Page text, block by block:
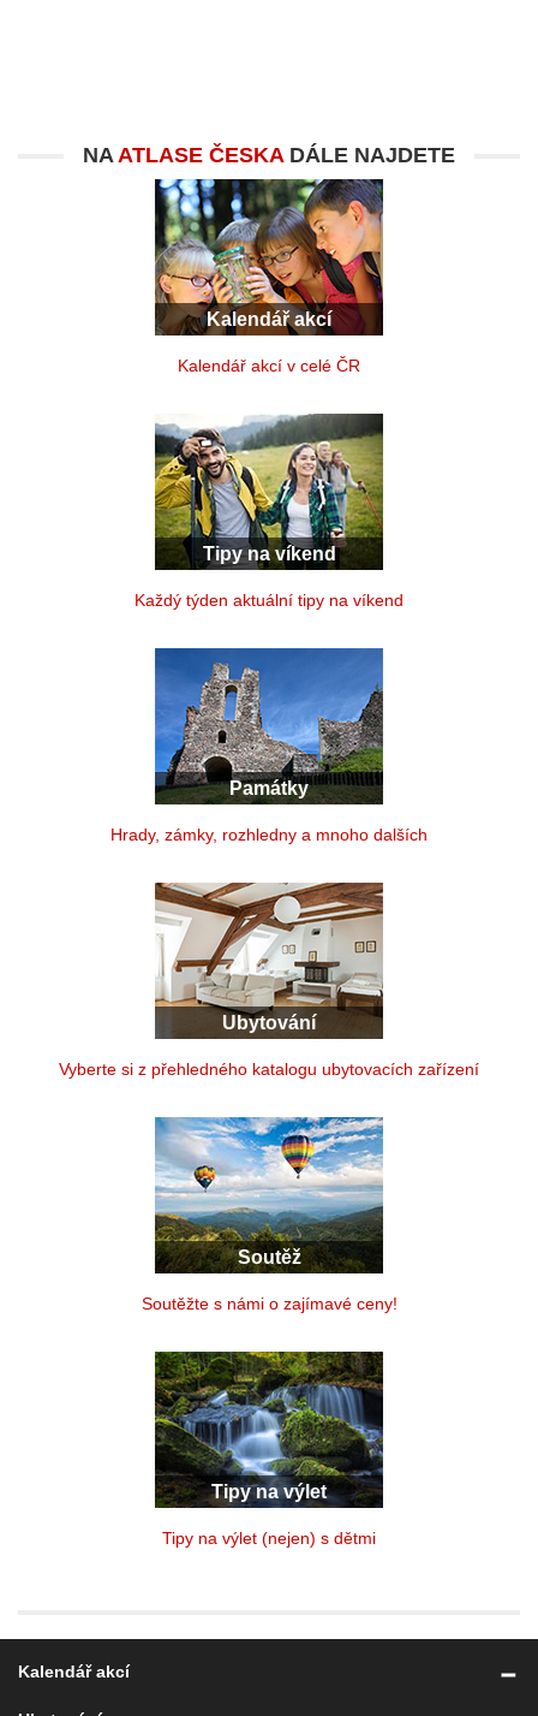
NAATLASE ČESKADÁLE NAJDETE
Kalendář akcí
Kalendář akcí v celé ČR
Tipy na víkend
Každý týden aktuální tipy na víkend
Památky
Hrady, zámky, rozhledny a mnoho dalších
Ubytování
Vyberte si z přehledného katalogu ubytovacích zařízení
Soutěž
Soutěžte s námi o zajímavé ceny!
Tipy na výlet
Tipy na výlet (nejen) s dětmi
Kalendář akcí